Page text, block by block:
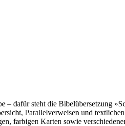
dafür steht die Bibelübersetzung
Parallelverweisen und
farbigen Karten sowie